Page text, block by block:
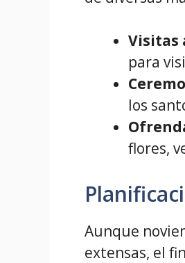
Visitas
para
los
flores,
Aunque
extensas, el